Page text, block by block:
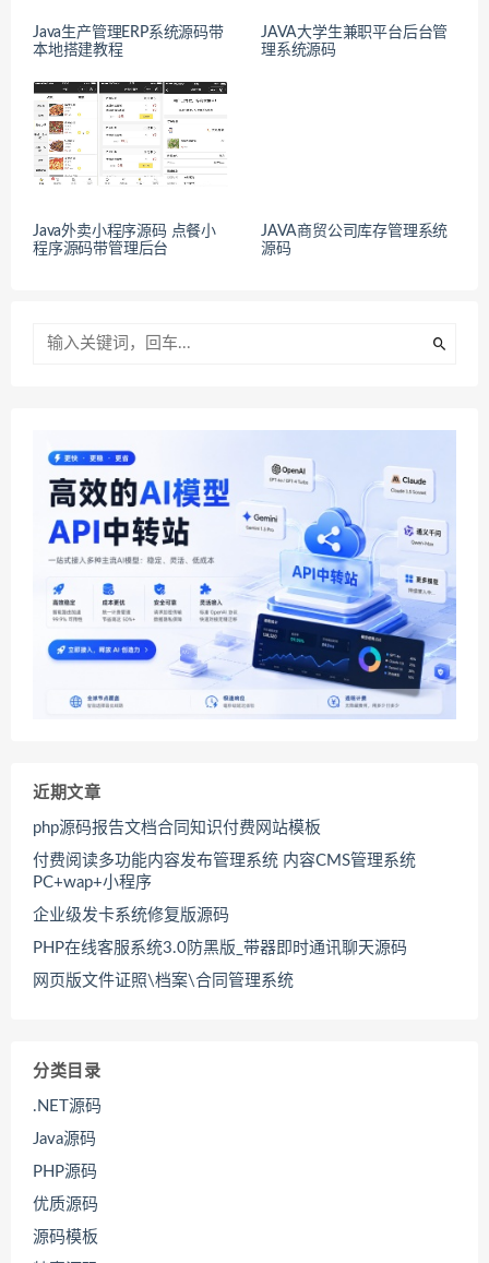
Java生产管理ERP系统源码带
本地搭建教程
JAVA大学生兼职平台后台管
理系统源码
Java外卖小程序源码 点餐小
程序源码带管理后台
JAVA商贸公司库存管理系统
源码
近期文章
php源码报告文档合同知识付费网站模板
付费阅读多功能内容发布管理系统 内容CMS管理系统
PC+wap+小程序
企业级发卡系统修复版源码
PHP在线客服系统3.0防黑版_带器即时通讯聊天源码
网页版文件证照\档案\合同管理系统
分类目录
.NET源码
Java源码
PHP源码
优质源码
源码模板